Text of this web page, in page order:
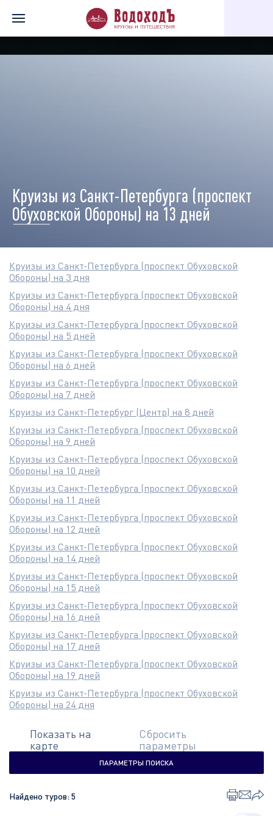
Главная Перечень всех доступных круизов
Круизы из Санкт-Петербурга (проспект
Обуховской Обороны) на 13 дней
Круизы из Санкт-Петербурга (проспект Обуховской
Обороны) на 3 дня
Круизы из Санкт-Петербурга (проспект Обуховской
Обороны) на 4 дня
Круизы из Санкт-Петербурга (проспект Обуховской
Обороны) на 5 дней
Круизы из Санкт-Петербурга (проспект Обуховской
Обороны) на 6 дней
Круизы из Санкт-Петербурга (проспект Обуховской
Обороны) на 7 дней
Круизы из Санкт-Петербург (Центр) на 8 дней
Круизы из Санкт-Петербурга (проспект Обуховской
Обороны) на 9 дней
Круизы из Санкт-Петербурга (проспект Обуховской
Обороны) на 10 дней
Круизы из Санкт-Петербурга (проспект Обуховской
Обороны) на 11 дней
Круизы из Санкт-Петербурга (проспект Обуховской
Обороны) на 12 дней
Круизы из Санкт-Петербурга (проспект Обуховской
Обороны) на 14 дней
Круизы из Санкт-Петербурга (проспект Обуховской
Обороны) на 15 дней
Круизы из Санкт-Петербурга (проспект Обуховской
Обороны) на 16 дней
Круизы из Санкт-Петербурга (проспект Обуховской
Обороны) на 17 дней
Круизы из Санкт-Петербурга (проспект Обуховской
Обороны) на 19 дней
Круизы из Санкт-Петербурга (проспект Обуховской
Обороны) на 24 дня
Показать на
карте
Сбросить
параметры
ПАРАМЕТРЫ ПОИСКА
Найдено туров:5